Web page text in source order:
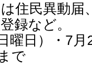
住民異動届
録など。
曜日）・7
で